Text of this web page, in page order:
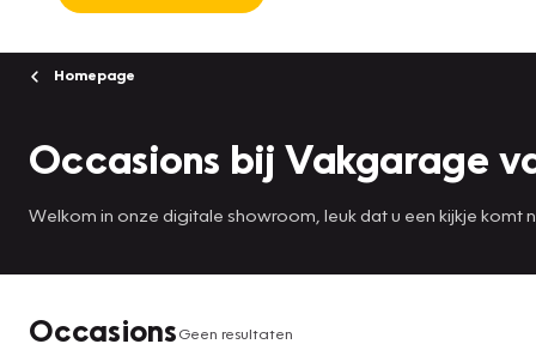
Homepage
Occasions bij Vakgarage
Welkom in onze digitale showroom, leuk dat u een kijkje komt
OccasionsGeen resultaten